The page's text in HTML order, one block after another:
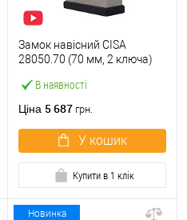
В наявності
Замок навісний CISA
28050.70 (70 мм, 2 ключа)
Ціна 5 687 грн.
У кошик
Купити в 1 клік
Новинка